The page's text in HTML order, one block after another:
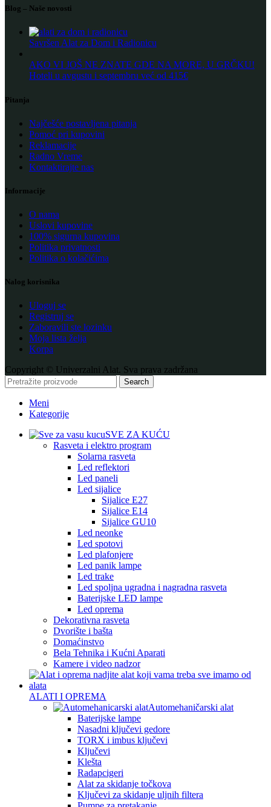
Blog – Naše novosti
Savršen Alat za Dom i Radionicu
AKO VI JOŠ NE ZNATE GDE NA MORE, U GRČKU!
Hoteli u avgustu i septembru već od 415€
Pitanja
Najčešće postavljena pitanja
Pomoć pri kupovini
Reklamacije
Radno Vreme
Kontaktirajte nas
Informacije
O nama
Uslovi kupovine
100% sigurna kupovina
Politika privatnosti
Politika o kolačićima
Nalog korisnika
Uloguj se
Registruj se
Zaboravili ste lozinku
Moja lista želja
Korpa
Copyright © Univerzalni Alat. Sva prava zadržana
Search
Meni
Kategorije
SVE ZA KUĆU
Rasveta i elektro program
Solarna rasveta
Led reflektori
Led paneli
Led sijalice
Sijalice E27
Sijalice E14
Sijalice GU10
Led neonke
Led spotovi
Led plafonjere
Led panik lampe
Led trake
Led spoljna ugradna i nagradna rasveta
Baterijske LED lampe
Led oprema
Dekorativna rasveta
Dvorište i bašta
Domaćinstvo
Bela Tehnika i Kućni Aparati
Kamere i video nadzor
ALATI I OPREMA
Automehaničarski alat
Baterijske lampe
Nasadni ključevi gedore
TORX i imbus ključevi
Ključevi
Klešta
Radapcigeri
Alat za skidanje točkova
Ključevi za skidanje uljnih filtera